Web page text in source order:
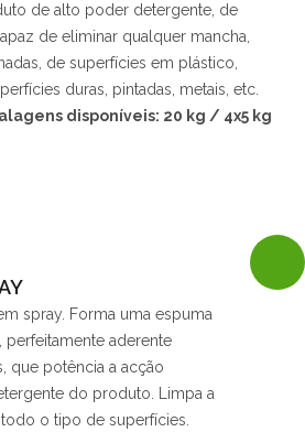
de alto poder detergente, de
de eliminar qualquer mancha,
de superfícies em plástico,
duras, pintadas, metais, etc.
disponíveis: 20 kg / 4x5 kg
spray. Forma uma espuma
perfeitamente aderente
que potência a acção
do produto. Limpa a
o tipo de superfícies.